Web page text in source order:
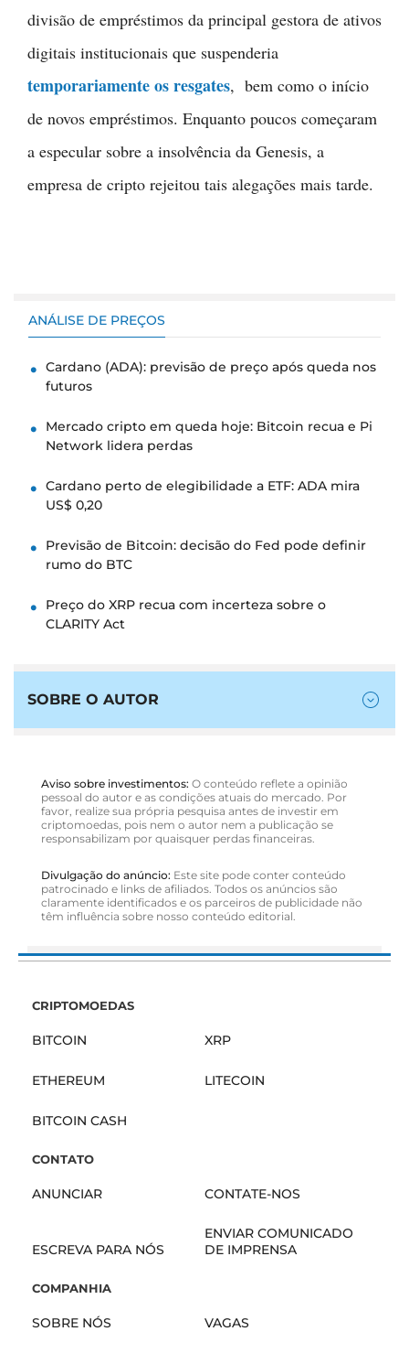
divisão de empréstimos da principal gestora de ativos
digitais institucionais que suspenderia
temporariamente os resgates, bem como o início
de novos empréstimos. Enquanto poucos começaram
a especular sobre a insolvência da Genesis, a
empresa de cripto rejeitou tais alegações mais tarde.
ANÁLISE DE PREÇOS
Cardano (ADA): previsão de preço após queda nos
futuros
Mercado cripto em queda hoje: Bitcoin recua e Pi
Network lidera perdas
Cardano perto de elegibilidade a ETF: ADA mira
US$ 0,20
Previsão de Bitcoin: decisão do Fed pode definir
rumo do BTC
Preço do XRP recua com incerteza sobre o
CLARITY Act
SOBRE O AUTOR
Aviso sobre investimentos: O conteúdo reflete a opinião
pessoal do autor e as condições atuais do mercado. Por
favor, realize sua própria pesquisa antes de investir em
criptomoedas, pois nem o autor nem a publicação se
responsabilizam por quaisquer perdas financeiras.
Divulgação do anúncio: Este site pode conter conteúdo
patrocinado e links de afiliados. Todos os anúncios são
claramente identificados e os parceiros de publicidade não
têm influência sobre nosso conteúdo editorial.
CRIPTOMOEDAS
BITCOIN XRP
ETHEREUM LITECOIN
BITCOIN CASH
CONTATO
ANUNCIAR CONTATE-NOS
ESCREVA PARA NÓS
ENVIAR COMUNICADO
DE IMPRENSA
COMPANHIA
SOBRE NÓS VAGAS